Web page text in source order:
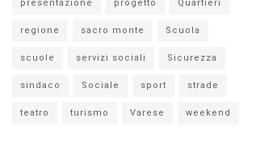
presentazione progetto Quartieri
regione sacro monte Scuola
scuole servizi sociali Sicurezza
sindaco Sociale sport strade
teatro turismo Varese weekend